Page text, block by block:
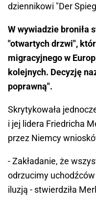
dziennikowi "Der
W wywiadzie broniła
"otwartych drzwi",
migracyjnego w
kolejnych. Decyzję
poprawną".
Skrytykowała
i jej lidera Friedricha
przez Niemcy
- Zakładanie, że
odrzucimy
iluzją - stwierdziła